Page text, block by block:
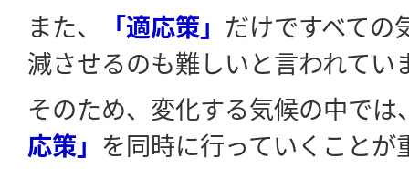
また、
「適応策」 だけですべての
減させるのも難しいと言われてい
そのため、変化する気候の中では
応策」 を同時に行っていくことが